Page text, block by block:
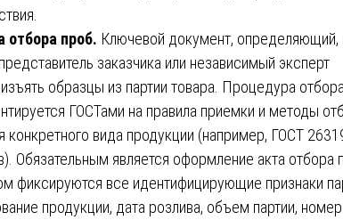
отбора проб. Ключевой документ, определяющий,
заказчика или независимый эксперт
образцы из партии товара. Процедура отбора
ГОСТами на правила приемки и методы
конкретного вида продукции (например, ГОСТ
Обязательным является оформление акта отбора
фиксируются все идентифицирующие признаки
продукции, дата розлива, объем партии, номер